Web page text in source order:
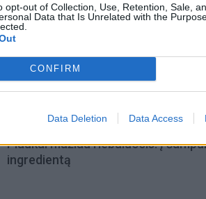
opt-out of Collection, Use, Retention, Sale,
Data that Is Unrelated with the
CONFIRM
Data Deletion Data Access
Aiškiaregės pranašystė: numatė
Plaukai mažiau riebaluosis: į
ingredientą